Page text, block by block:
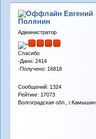
Евгений
Полянин
Администратор
Спасибо
-Дано: 2414
-Получено: 16818
Сообщений: 1324
Рейтинг: 17073
Волгоградская обл., г.Камышин